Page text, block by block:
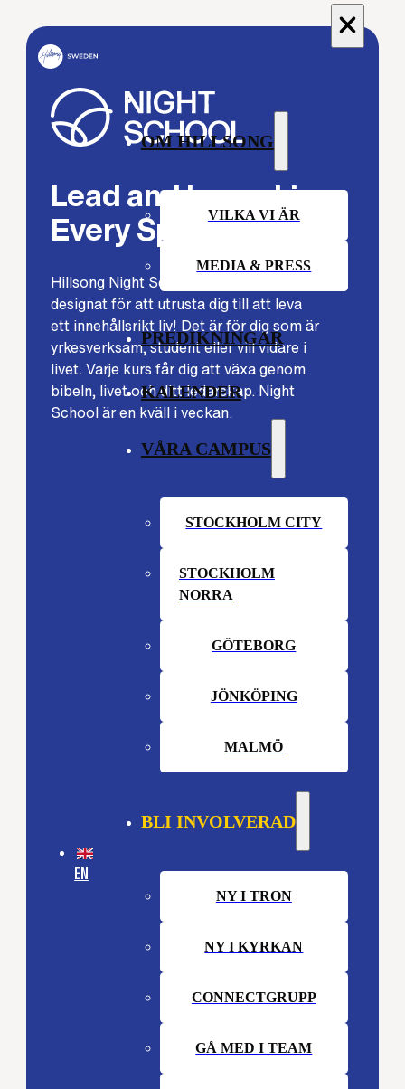
OM HILLSONG
VILKA VI ÄR
MEDIA & PRESS
PREDIKNINGAR
KALENDER
VÅRA CAMPUS
STOCKHOLM CITY
STOCKHOLM
NORRA
GÖTEBORG
JÖNKÖPING
MALMÖ
BLI INVOLVERAD
NY I TRON
NY I KYRKAN
CONNECTGRUPP
GÅ MED I TEAM
EN
Lead and Impact in
Every Sphere of Life
Hillsong Night School Sweden är
designat för att utrusta dig till att leva
ett innehållsrikt liv! Det är för dig som är
yrkesverksam, student eller vill vidare i
livet. Varje kurs får dig att växa genom
bibeln, livet och ditt ledarskap. Night
School är en kväll i veckan.